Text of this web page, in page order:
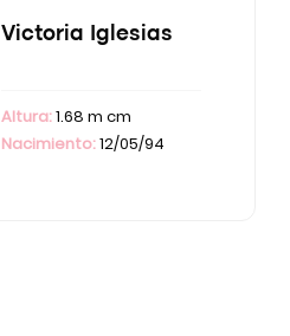
Victoria Iglesias
Altura:1.68 m cm
Nacimiento:12/05/94